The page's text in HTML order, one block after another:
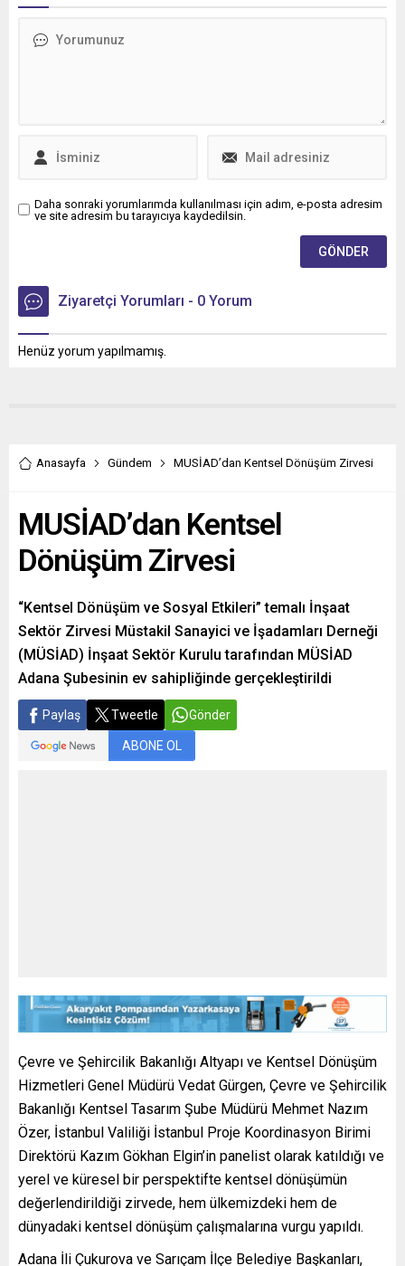
Daha sonraki yorumlarımda kullanılması için adım, e-posta adresim
ve site adresim bu tarayıcıya kaydedilsin.
Ziyaretçi Yorumları - 0 Yorum
Henüz yorum yapılmamış.
Anasayfa Gündem MUSİAD’dan Kentsel Dönüşüm Zirvesi
MUSİAD’dan Kentsel
Dönüşüm Zirvesi
“Kentsel Dönüşüm ve Sosyal Etkileri” temalı İnşaat
Sektör Zirvesi Müstakil Sanayici ve İşadamları Derneği
(MÜSİAD) İnşaat Sektör Kurulu tarafından MÜSİAD
Adana Şubesinin ev sahipliğinde gerçekleştirildi
Paylaş Tweetle Gönder
ABONE OL
Çevre ve Şehircilik Bakanlığı Altyapı ve Kentsel Dönüşüm
Hizmetleri Genel Müdürü Vedat Gürgen, Çevre ve Şehircilik
Bakanlığı Kentsel Tasarım Şube Müdürü Mehmet Nazım
Özer, İstanbul Valiliği İstanbul Proje Koordinasyon Birimi
Direktörü Kazım Gökhan Elgin’in panelist olarak katıldığı ve
yerel ve küresel bir perspektifte kentsel dönüşümün
değerlendirildiği zirvede, hem ülkemizdeki hem de
dünyadaki kentsel dönüşüm çalışmalarına vurgu yapıldı.
Adana İli Çukurova ve Sarıçam İlçe Belediye Başkanları,